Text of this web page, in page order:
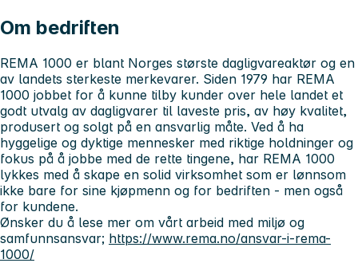
Om bedriften
REMA 1000 er blant Norges største dagligvareaktør og en
av landets sterkeste merkevarer. Siden 1979 har REMA
1000 jobbet for å kunne tilby kunder over hele landet et
godt utvalg av dagligvarer til laveste pris, av høy kvalitet,
produsert og solgt på en ansvarlig måte. Ved å ha
hyggelige og dyktige mennesker med riktige holdninger og
fokus på å jobbe med de rette tingene, har REMA 1000
lykkes med å skape en solid virksomhet som er lønnsom
ikke bare for sine kjøpmenn og for bedriften - men også
for kundene.
Ønsker du å lese mer om vårt arbeid med miljø og
samfunnsansvar; https://www.rema.no/ansvar-i-rema-
1000/